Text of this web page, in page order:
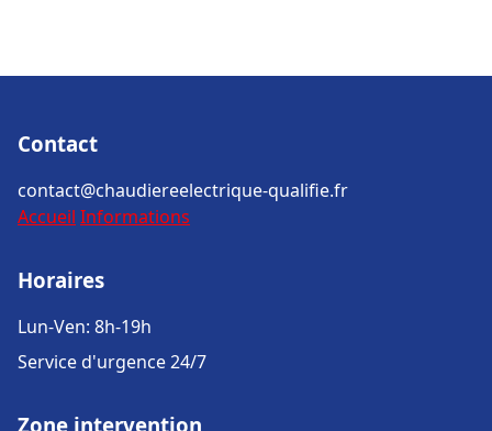
Contact
contact@chaudiereelectrique-qualifie.fr
Accueil Informations
Horaires
Lun-Ven: 8h-19h
Service d'urgence 24/7
Zone intervention